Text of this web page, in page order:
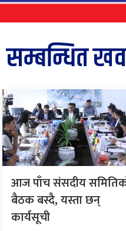
सम्बन्धित
आज पाँच संसदीय
बैठक बस्दै, यस्ता छन्
कार्यसूची